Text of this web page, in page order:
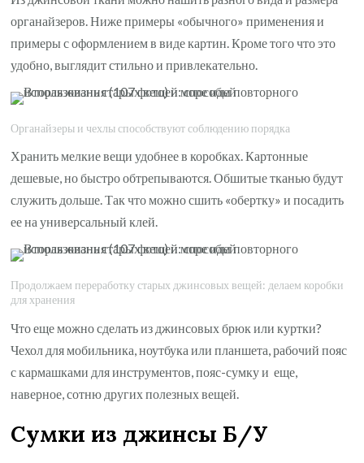
органайзеров. Ниже примеры «обычного» применения и
примеры с оформлением в виде картин. Кроме того что это
удобно, выглядит стильно и привлекательно.
Органайзеры и чехлы способствуют соблюдению порядка
Хранить мелкие вещи удобнее в коробках. Картонные
дешевые, но быстро обтрепываются. Обшитые тканью будут
служить дольше. Так что можно сшить «обертку» и посадить
ее на универсальный клей.
Продолжаем переработку старых джинсовых вещей: делаем коробки
для хранения
Что еще можно сделать из джинсовых брюк или куртки?
Чехол для мобильника, ноутбука или планшета, рабочий пояс
с кармашками для инструментов, пояс-сумку и еще,
наверное, сотню других полезных вещей.
Сумки из джинсы Б/У